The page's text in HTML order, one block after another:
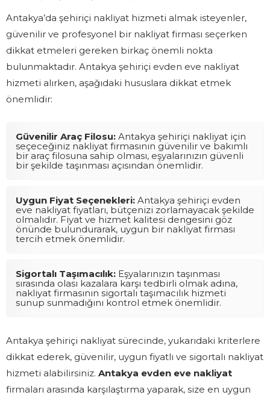
Antakya’da şehiriçi nakliyat hizmeti almak isteyenler,
güvenilir ve profesyonel bir nakliyat firması seçerken
dikkat etmeleri gereken birkaç önemli nokta
bulunmaktadır. Antakya şehiriçi evden eve nakliyat
hizmeti alırken, aşağıdaki hususlara dikkat etmek
önemlidir:
Güvenilir Araç Filosu: Antakya şehiriçi nakliyat için
seçeceğiniz nakliyat firmasının güvenilir ve bakımlı
bir araç filosuna sahip olması, eşyalarınızın güvenli
bir şekilde taşınması açısından önemlidir.
Uygun Fiyat Seçenekleri: Antakya şehiriçi evden
eve nakliyat fiyatları, bütçenizi zorlamayacak şekilde
olmalıdır. Fiyat ve hizmet kalitesi dengesini göz
önünde bulundurarak, uygun bir nakliyat firması
tercih etmek önemlidir.
Sigortalı Taşımacılık: Eşyalarınızın taşınması
sırasında olası kazalara karşı tedbirli olmak adına,
nakliyat firmasının sigortalı taşımacılık hizmeti
sunup sunmadığını kontrol etmek önemlidir.
Antakya şehiriçi nakliyat sürecinde, yukarıdaki kriterlere
dikkat ederek, güvenilir, uygun fiyatlı ve sigortalı nakliyat
hizmeti alabilirsiniz. Antakya evden eve nakliyat
firmaları arasında karşılaştırma yaparak, size en uygun